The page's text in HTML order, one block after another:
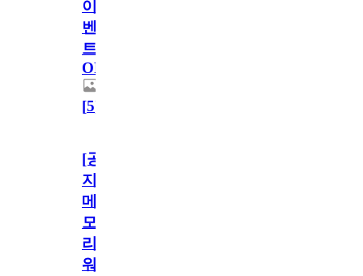
이
벤
트
OPEN!
[5]
[공
지]
메
모
리
워